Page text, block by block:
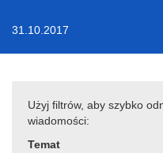
31.10.2017
Użyj filtrów, aby szybko
wiadomości:
Temat